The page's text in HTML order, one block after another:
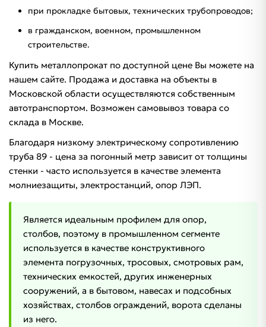
при прокладке бытовых, технических трубопроводов;
в гражданском, военном, промышленном
строительстве.
Купить металлопрокат по доступной цене Вы можете на
нашем сайте. Продажа и доставка на объекты в
Московской области осуществляются собственным
автотранспортом. Возможен самовывоз товара со
склада в Москве.
Благодаря низкому электрическому сопротивлению
труба 89 - цена за погонный метр зависит от толщины
стенки - часто используется в качестве элемента
молниезащиты, электростанций, опор ЛЭП.
Является идеальным профилем для опор,
столбов, поэтому в промышленном сегменте
используется в качестве конструктивного
элемента погрузочных, тросовых, смотровых рам,
технических емкостей, других инженерных
сооружений, а в бытовом, навесах и подсобных
хозяйствах, столбов ограждений, ворота сделаны
из него.